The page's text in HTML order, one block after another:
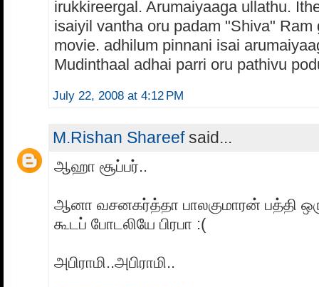
irukkireergal. Arumaiyaaga ullathu.
isaiyil vantha oru padam "Shiva" Ram
movie. adhilum pinnani isai
Mudinthaal adhai parri oru pathivu
July 22, 2008 at 4:12 PM
M.Rishan Shareefsaid...
ஆஹா சூப்பர்..
ஆனா வசனகர்த்தா பாலகுமாரன் பத்தி
கூடப் போடலியே பிரபா :(
அபிராமி..அபிராமி..